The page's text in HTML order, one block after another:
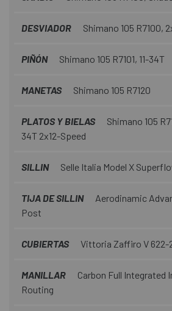
DESVIADOR Shimano 105 R7100,
PIÑÓN Shimano 105 R7101, 11-34T
MANETAS Shimano 105 R7120
PLATOS Y BIELAS
Shimano 105
34T 2x12-Speed
SILLIN Selle Italia Model X
TIJA DE SILLIN
Aerodinamic
Post
CUBIERTAS Vittoria Zaffiro V 622-
MANILLAR
Carbon Full Integrated
Routing